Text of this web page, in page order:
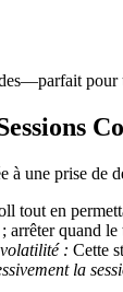
à une prise de
tout en
arrêter quand
: Cette
la